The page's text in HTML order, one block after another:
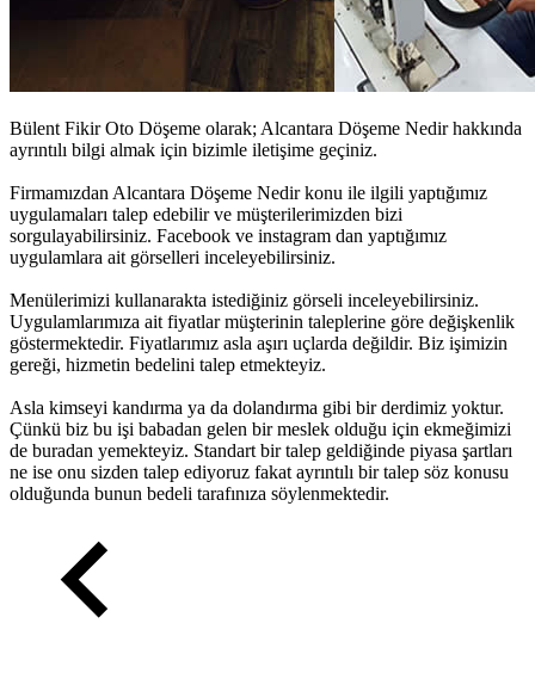
Bülent Fikir Oto Döşeme olarak; Alcantara Döşeme Nedirhakkında
ayrıntılı bilgi almak için bizimle iletişime geçiniz.
Firmamızdan Alcantara Döşeme Nedirkonu ile ilgili yaptığımız
uygulamaları talep edebilir ve müşterilerimizden bizi
sorgulayabilirsiniz. Facebook ve instagram dan yaptığımız
uygulamlara ait görselleri inceleyebilirsiniz.
Menülerimizi kullanarakta istediğiniz görseli inceleyebilirsiniz.
Uygulamlarımıza ait fiyatlar müşterinin taleplerine göre değişkenlik
göstermektedir. Fiyatlarımız asla aşırı uçlarda değildir. Biz işimizin
gereği, hizmetin bedelini talep etmekteyiz.
Asla kimseyi kandırma ya da dolandırma gibi bir derdimiz yoktur.
Çünkü biz bu işi babadan gelen bir meslek olduğu için ekmeğimizi
de buradan yemekteyiz. Standart bir talep geldiğinde piyasa şartları
ne ise onu sizden talep ediyoruz fakat ayrıntılı bir talep söz konusu
olduğunda bunun bedeli tarafınıza söylenmektedir.